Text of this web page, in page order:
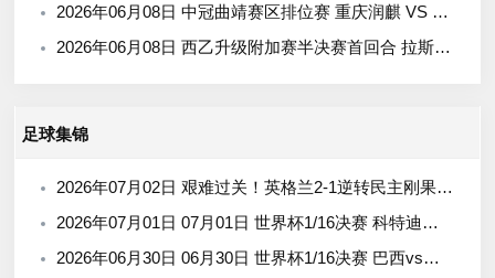
2026年06月08日 中冠曲靖赛区排位赛 重庆润麒 VS 贵州飞鹰 全场录像
2026年06月08日 西乙升级附加赛半决赛首回合 拉斯帕尔马斯vs马拉加 全场录像
足球集锦
2026年07月02日 艰难过关！英格兰2-1逆转民主刚果晋级16强 凯恩双响+绝杀
2026年07月01日 07月01日 世界杯1/16决赛 科特迪瓦vs挪威 进球视频
2026年06月30日 06月30日 世界杯1/16决赛 巴西vs日本 进球视频